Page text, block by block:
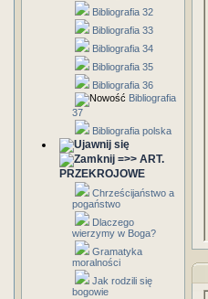
Bibliografia 32
Bibliografia 33
Bibliografia 34
Bibliografia 35
Bibliografia 36
Bibliografia
37
Bibliografia polska
=>> ART.
PRZEKROJOWE
Chrześcijaństwo a
pogaństwo
Dlaczego
wierzymy w Boga?
Gramatyka
moralności
Jak rodzili się
bogowie